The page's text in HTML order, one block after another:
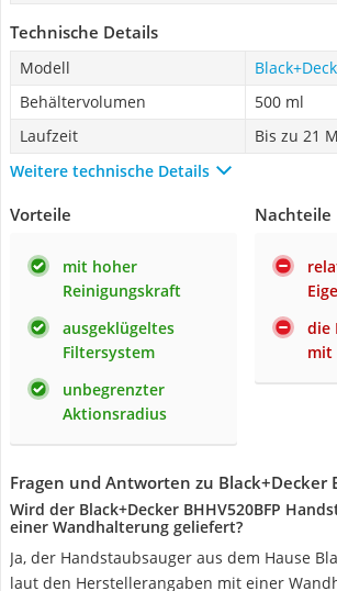
Technische Details
Modell
Behältervolumen
500 ml
Laufzeit
Bis zu 21
Weitere technische Details
Vorteile
mit hoher
Reinigungskraft
ausgeklügeltes
Filtersystem
unbegrenzter
Aktionsradius
Nachteile
die
mit
Fragen und Antworten zu Black+Decker
Wird der Black+Decker BHHV520BFP
einer Wandhalterung geliefert?
Ja, der Handstaubsauger aus dem Hause
laut den Herstellerangaben mit einer